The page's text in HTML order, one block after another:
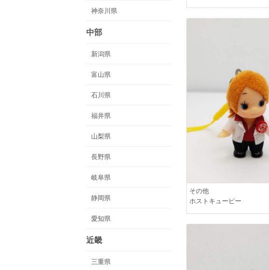
神奈川県
中部
新潟県
富山県
石川県
福井県
山梨県
長野県
岐阜県
静岡県
愛知県
近畿
三重県
その他
ホストキューピー